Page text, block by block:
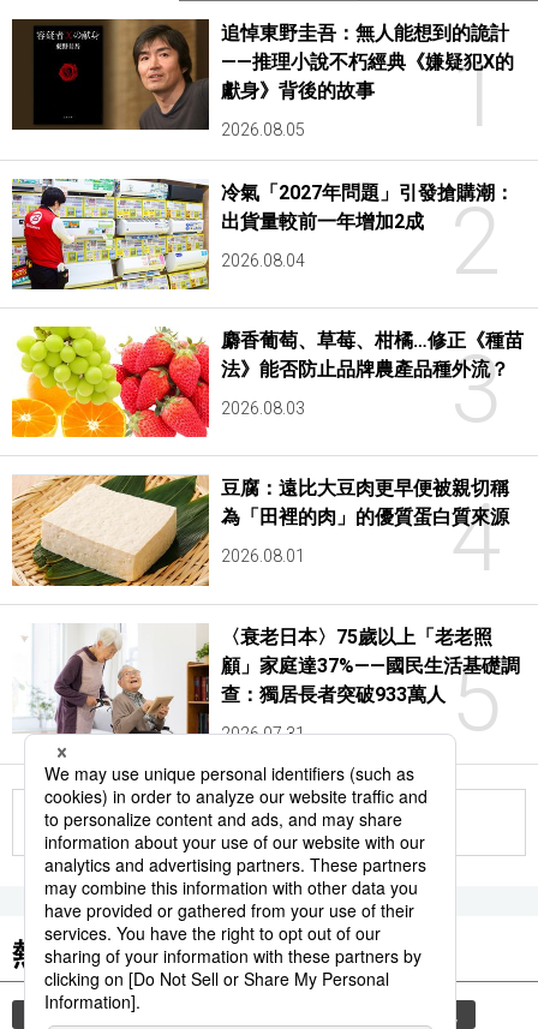
1
追悼東野圭吾：無人能想到的詭計
——推理小說不朽經典《嫌疑犯X的
獻身》背後的故事
2026.08.05
2
冷氣「2027年問題」引發搶購潮：
出貨量較前一年增加2成
2026.08.04
3
麝香葡萄、草莓、柑橘…修正《種苗
法》能否防止品牌農產品種外流？
2026.08.03
4
豆腐：遠比大豆肉更早便被親切稱
為「田裡的肉」的優質蛋白質來源
2026.08.01
5
〈衰老日本〉75歲以上「老老照
顧」家庭達37%——國民生活基礎調
查：獨居長者突破933萬人
2026.07.31
更多
熱門關鍵詞
教育 時事通信新聞